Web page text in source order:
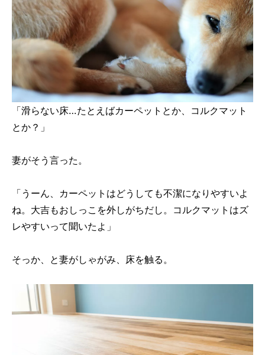
「滑らない床…たとえばカーペットとか、コルクマット
とか？」
妻がそう言った。
「うーん、カーペットはどうしても不潔になりやすいよ
ね。大吉もおしっこを外しがちだし。コルクマットはズ
レやすいって聞いたよ」
そっか、と妻がしゃがみ、床を触る。